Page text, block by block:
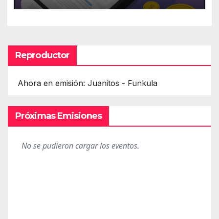
Reproductor
Ahora en emisión: Juanitos - Funkula
Próximas Emisiones